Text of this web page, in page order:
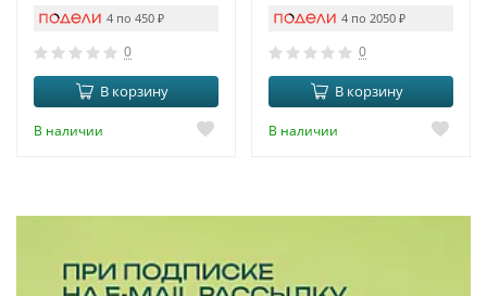
4 по 450 ₽
0
В корзину
В наличии
4 по 2050 ₽
0
В корзину
В наличии